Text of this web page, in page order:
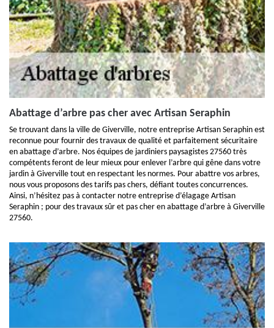
Abattage d’arbre pas cher avec Artisan Seraphin
Se trouvant dans la ville de Giverville, notre entreprise Artisan Seraphin est
reconnue pour fournir des travaux de qualité et parfaitement sécuritaire
en abattage d’arbre. Nos équipes de jardiniers paysagistes 27560 très
compétents feront de leur mieux pour enlever l’arbre qui gêne dans votre
jardin à Giverville tout en respectant les normes. Pour abattre vos arbres,
nous vous proposons des tarifs pas chers, défiant toutes concurrences.
Ainsi, n’hésitez pas à contacter notre entreprise d’élagage Artisan
Seraphin ; pour des travaux sûr et pas cher en abattage d’arbre à Giverville
27560.